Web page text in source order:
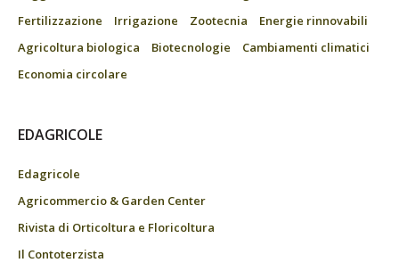
Fertilizzazione
Irrigazione Zootecnia
Energie rinnovabili
Agricoltura biologica
Biotecnologie
Cambiamenti climatici
Economia circolare
EDAGRICOLE
Edagricole
Agricommercio & Garden Center
Rivista di Orticoltura e Floricoltura
Il Contoterzista